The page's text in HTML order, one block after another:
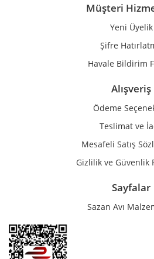
Gönder
Müşteri
Yeni Üyelik
Şifre
Havale Bildirim
Alışveriş
Ödeme
Teslimat ve
Mesafeli Satış
Gizlilik ve Güvenlik
Sayfalar
Sazan Avı